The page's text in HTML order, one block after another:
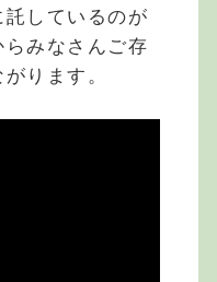
しているのが
みなさんご存
ります。